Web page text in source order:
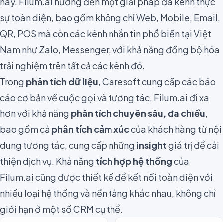
sự toàn diện, bao gồm không chỉ Web, Mobile, Email,
QR, POS mà còn các kênh nhắn tin phổ biến tại Việt
Nam như Zalo, Messenger, với khả năng đồng bộ hóa
trải nghiệm trên tất cả các kênh đó.
Trong phân tích dữ liệu, Caresoft cung cấp các báo
cáo cơ bản về cuộc gọi và tương tác. Filum.ai đi xa
hơn với khả năng phân tích chuyên sâu, đa chiều,
bao gồm cả phân tích cảm xúccủa khách hàng từ nội
dung tương tác, cung cấp những insightgiá trị để cải
thiện dịch vụ. Khả năng tích hợp hệ thốngcủa
Filum.ai cũng được thiết kế để kết nối toàn diện với
nhiều loại hệ thống và nền tảng khác nhau, không chỉ
giới hạn ở một số CRM cụ thể.